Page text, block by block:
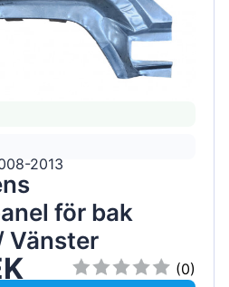
2013
för bak
Vänster
(0)